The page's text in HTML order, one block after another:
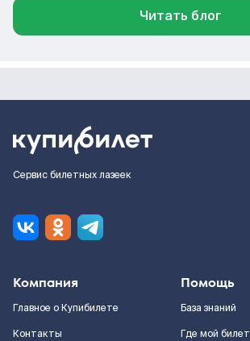
Читать блог
Сервис билетных лазеек
Компания
Главное о Купибилете
Контакты
Помощь
База знаний
Где мой билет